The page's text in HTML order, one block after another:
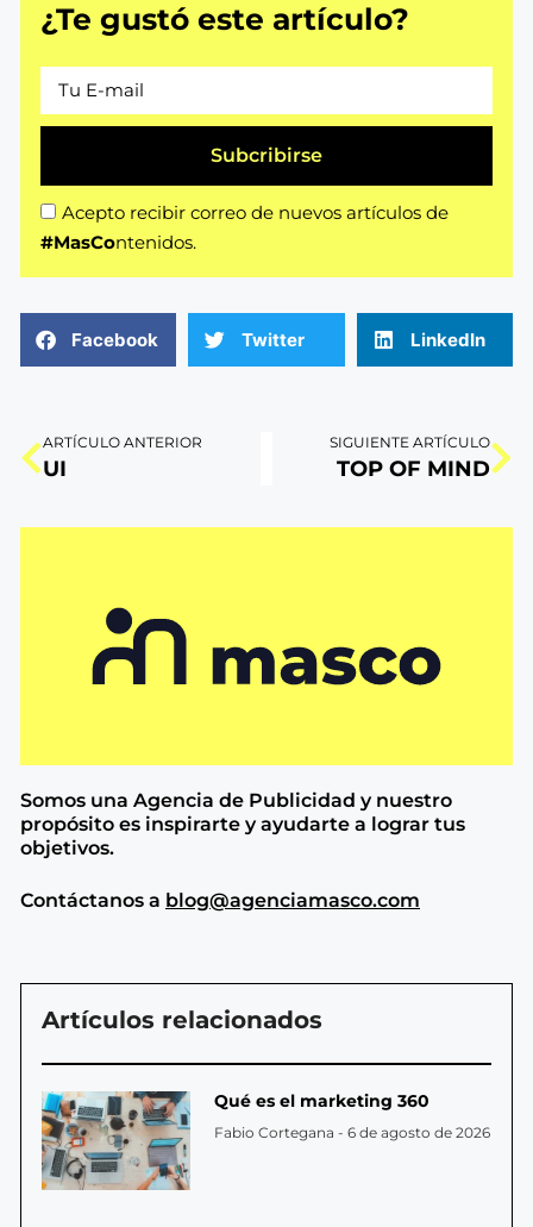
¿Te gustó este artículo?
Acepto recibir correo de nuevos artículos de
#MasContenidos.
Subcribirse
Facebook Twitter LinkedIn
ARTÍCULO ANTERIOR
UI
SIGUIENTE ARTÍCULO
TOP OF MIND
Somos una Agencia de Publicidad y nuestro
propósito es inspirarte y ayudarte a lograr tus
objetivos.
Contáctanos a blog@agenciamasco.com
Artículos relacionados
Qué es el marketing 360
Fabio Cortegana 6 de agosto de 2026